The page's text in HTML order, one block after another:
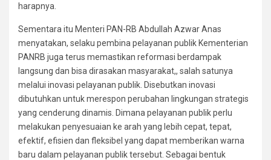
harapnya.
Sementara itu Menteri PAN-RB Abdullah Azwar Anas
menyatakan, selaku pembina pelayanan publik Kementerian
PANRB juga terus memastikan reformasi berdampak
langsung dan bisa dirasakan masyarakat,, salah satunya
melalui inovasi pelayanan publik. Disebutkan inovasi
dibutuhkan untuk merespon perubahan lingkungan strategis
yang cenderung dinamis. Dimana pelayanan publik perlu
melakukan penyesuaian ke arah yang lebih cepat, tepat,
efektif, efisien dan fleksibel yang dapat memberikan warna
baru dalam pelayanan publik tersebut. Sebagai bentuk